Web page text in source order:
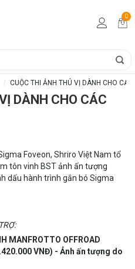
0
CUỘC THI ẢNH THÚ VỊ DÀNH CHO
DÀNH CHO CÁC
Foveon, Shriro Việt Nam tổ
tôn vinh BST ảnh ấn tượng
dấu hành trình gắn bó Sigma
MANFROTTO OFFROAD
VNĐ) - Ảnh ấn tượng do